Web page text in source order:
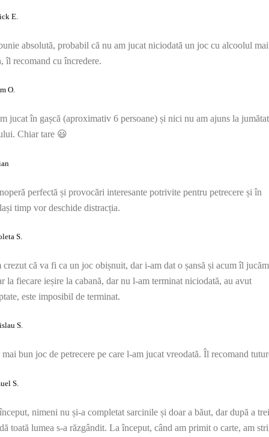
E.
absolută, probabil că nu am jucat niciodată un joc cu alcoolul mai
îl recomand cu încredere.
O.
jucat în gașcă (aproximativ 6 persoane) și nici nu am ajuns la
Chiar tare 😃
perfectă și provocări interesante potrivite pentru petrecere și în
timp vor deschide distracția.
S.
crezut că va fi ca un joc obișnuit, dar i-am dat o șansă și acum îl
la fiecare ieșire la cabană, dar nu l-am terminat niciodată, au avut
este imposibil de terminat.
S.
mai bun joc de petrecere pe care l-am jucat vreodată. Îl recomand
S.
nimeni nu și-a completat sarcinile și doar a băut, dar după a
toată lumea s-a răzgândit. La început, când am primit o carte, am